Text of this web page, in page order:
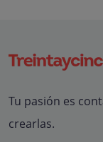
Tu pasión es
crearlas.